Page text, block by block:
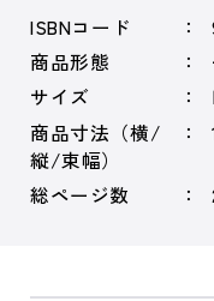
ISBNコード
商品形態
サイズ
商品寸法（横/
縦/束幅）
総ページ数